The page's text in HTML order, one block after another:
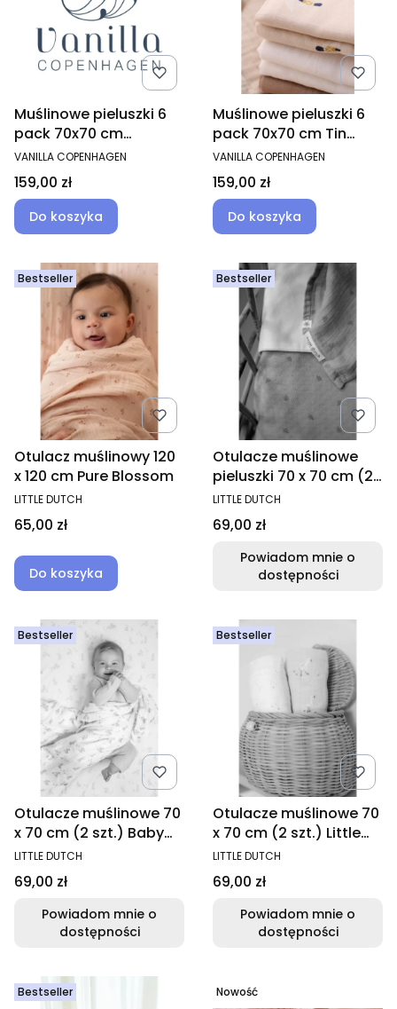
Muślinowe pieluszki 6
pack 70x70 cm
Ladybug
PRODUCENT
VANILLA COPENHAGEN
Cena
159,00 zł
Do koszyka
Muślinowe pieluszki 6
pack 70x70 cm Tin
Stickman
PRODUCENT
VANILLA COPENHAGEN
Cena
159,00 zł
Do koszyka
Bestseller
Otulacz muślinowy 120
x 120 cm Pure Blossom
PRODUCENT
LITTLE DUTCH
Cena
65,00 zł
Do koszyka
Bestseller
Otulacze muślinowe
pieluszki 70 x 70 cm (2
szt.) Pure Denim Blue
PRODUCENT
LITTLE DUTCH
Cena
69,00 zł
Powiadom mnie o
dostępności
Bestseller
Otulacze muślinowe 70
x 70 cm (2 szt.) Baby
Bunny
PRODUCENT
LITTLE DUTCH
Cena
69,00 zł
Powiadom mnie o
dostępności
Bestseller
Otulacze muślinowe 70
x 70 cm (2 szt.) Little
Goose
PRODUCENT
LITTLE DUTCH
Cena
69,00 zł
Powiadom mnie o
dostępności
Bestseller Nowość